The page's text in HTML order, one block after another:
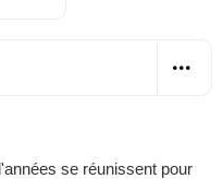
se réunissent pour